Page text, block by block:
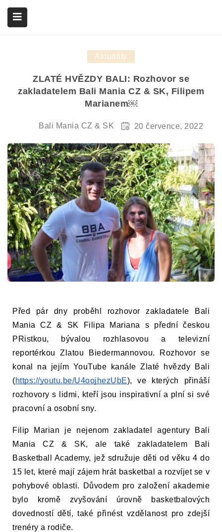
Aktuality
ZLATÉ HVĚZDY BALI: Rozhovor se
zakladatelem Bali Mania CZ & SK, Filipem
Marianem￼
Bali Mania CZ & SK 20 července, 2022
Před pár dny proběhl rozhovor zakladatele Bali
Mania CZ & SK Filipa Mariana s přední českou
PRistkou, bývalou rozhlasovou a televizní
reportérkou Zlatou Biedermannovou. Rozhovor se
konal na jejím YouTube kanále Zlaté hvězdy Bali
(https://youtu.be/U4oojhezUbE), ve kterých přináší
rozhovory s lidmi, kteří jsou inspirativní a plní si své
pracovní a osobní sny.
Filip Marian je nejenom zakladatel agentury Bali
Mania CZ & SK, ale také zakladatelem Bali
Basketball Academy, jež sdružuje děti od věku 4 do
15 let, které mají zájem hrát basketbal a rozvíjet se v
pohybové oblasti. Důvodem pro založení akademie
bylo kromě zvyšování úrovně basketbalových
dovedností dětí, také přinést vzdělanost pro zdejší
trenéry a rodiče.